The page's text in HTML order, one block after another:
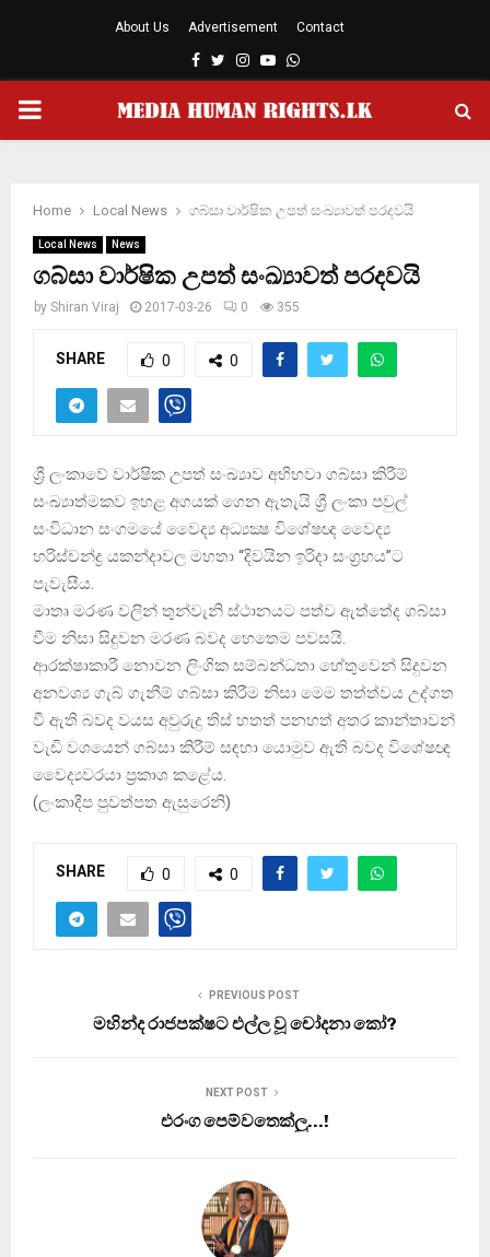
About Us Advertisement Contact
Facebook
TwitterInstagram
YoutubeWhatsapp
PRIMARY
Home Local News ගබ්සා වාර්ෂික උපත් සංඛ්‍යාවත් පරදවයි
Local News News
ගබ්සා වාර්ෂික උපත් සංඛ්‍යාවත් පරදවයි
by Shiran Viraj 2017-03-26 0 355
SHARE 0 0
ශ්‍රී ලංකාවේ වාර්ෂික උපත් සංඛ්‍යාව අභිභවා ගබ්සා කිරීම්
සංඛ්‍යාත්මකව ඉහළ අගයක්‌ ගෙන ඇතැයි ශ්‍රී ලංකා පවුල්
සංවිධාන සංගමයේ වෛද්‍ය අධ්‍යක්‍ෂ විශේෂඥ වෛද්‍ය
හරිස්‌චන්ද්‍ර යකන්දාවල මහතා “දිවයින ඉරිදා සංග්‍රහය”ට
පැවැසීය.
මාතෘ මරණ වලින් තුන්වැනි ස්‌ථානයට පත්ව ඇත්තේද ගබ්සා
වීම නිසා සිදුවන මරණ බවද හෙතෙම පවසයි.
ආරක්‌ෂාකාරී නොවන ලිංගික සම්බන්ධතා හේතුවෙන් සිදුවන
අනවශ්‍ය ගැබ් ගැනීම් ගබ්සා කිරීම නිසා මෙම තත්ත්වය උද්ගත
වී ඇති බවද වයස අවුරුදු තිස්‌ හතත් පනහත් අතර කාන්තාවන්
වැඩි වශයෙන් ගබ්සා කිරීම් සඳහා යොමුව ඇති බවද විශේෂඥ
වෛද්‍යවරයා ප්‍රකාශ කළේය.
(ලංකාදීප පුවත්පත ඇසුරෙනි)
SHARE 0 0
PREVIOUS POST
මහින්ද රාජපක්ෂට එල්ල වූ චෝදනා කෝ?
NEXT POST
එරංග පෙම්වතෙක්‌ලු…!